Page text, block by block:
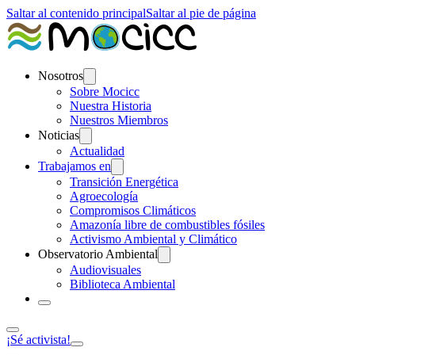
Saltar al contenido principalSaltar al pie de página
Nosotros
Sobre Mocicc
Nuestra Historia
Nuestros Miembros
Noticias
Actualidad
Trabajamos en
Transición Energética
Agroecología
Compromisos Climáticos
Amazonía libre de combustibles fósiles
Activismo Ambiental y Climático
Observatorio Ambiental
Audiovisuales
Biblioteca Ambiental
¡Sé activista!